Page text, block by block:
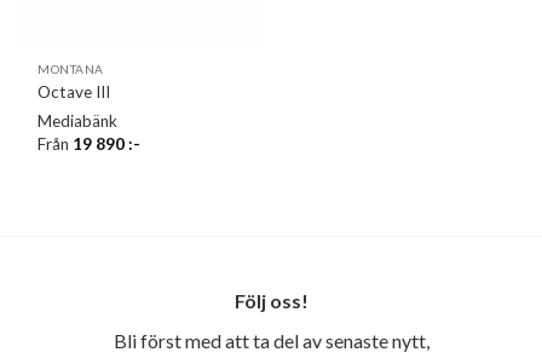
MONTANA
Octave III
Mediabänk
Från 19 890:-
Följ oss!
Bli först med att ta del av senaste nytt,